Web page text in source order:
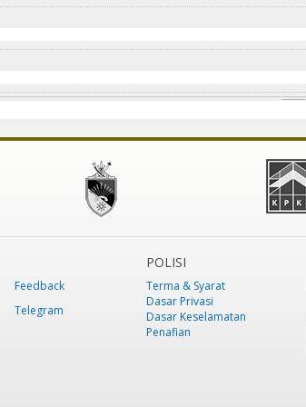
Feedback
Telegram
POLISI
Terma & Syarat
Dasar Privasi
Dasar Keselamatan
Penafian